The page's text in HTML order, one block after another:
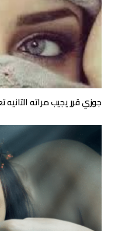
جوزي قرر يجيب مراته